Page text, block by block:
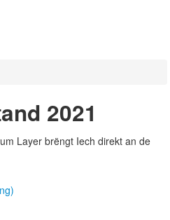
2021
Layer brëngt Iech direkt an de